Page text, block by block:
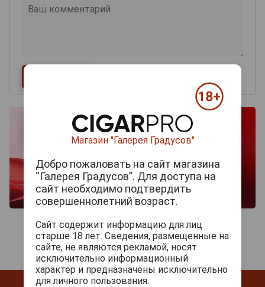
Магазин "Галерея Градусов"
Добро пожаловать на сайт магазина
“Галерея Градусов”. Для доступа на
сайт необходимо подтвердить
совершеннолетний возраст.
Сайт содержит информацию для лиц
старше 18 лет. Сведения, размещенные на
сайте, не являются рекламой, носят
исключительно информационный
характер и предназначены исключительно
для личного пользования.